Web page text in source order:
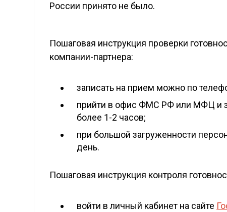
России принято не было.
Пошаговая инструкция проверки
компании-партнера:
записать на прием можно по
прийти в офис ФМС РФ или МФЦ и
более 1-2 часов;
при большой загруженности
день.
Пошаговая инструкция контроля
войти в личный кабинет на сайте